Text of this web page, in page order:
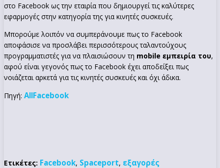
στο Facebook ως την εταιρία που δημιουργεί τις καλύτερες
εφαρμογές στην κατηγορία της για κινητές συσκευές.
Μπορούμε λοιπόν να συμπεράνουμε πως το Facebook
αποφάσισε να προσλάβει περισσότερους ταλαντούχους
προγραμματιστές για να πλαισιώσουν τη mobile εμπειρία του,
αφού είναι γεγονός πως το Facebook έχει αποδείξει πως
νοιάζεται αρκετά για τις κινητές συσκευές και όχι άδικα.
Πηγή: AllFacebook
Ετικέτες: Facebook, Spaceport, εξαγορές